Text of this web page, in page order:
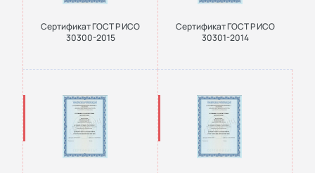
Сертификат ГОСТ Р ИСО
30300-2015
Сертификат ГОСТ Р ИСО
30301-2014